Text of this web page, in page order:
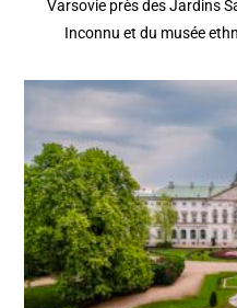
Varsovie près des Jardins
Inconnu et du musée